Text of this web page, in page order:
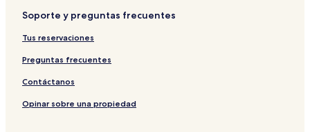
Hoteles cerca de Playa de Foca
Hoteles con cocina en Búzios
Posadas en Búzios
Hoteles en Pueblo de Ferradura
Hoteles cerca de Ponta da Lagoinha
Soporte y preguntas frecuentes
Tus reservaciones
Preguntas frecuentes
Contáctanos
Opinar sobre una propiedad